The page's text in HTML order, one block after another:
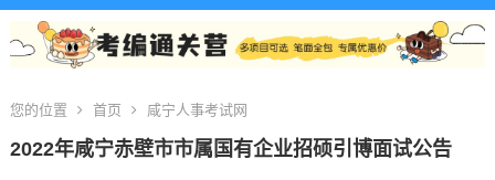
您的位置 首页 咸宁人事考试网
2022年咸宁赤壁市市属国有企业招硕引博面试公告